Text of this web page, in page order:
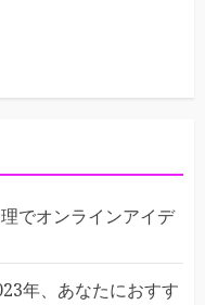
でオンラインアイデ
年、あなたにおすす